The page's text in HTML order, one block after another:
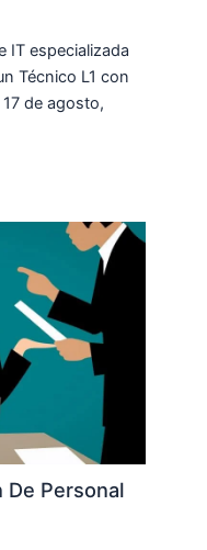
IT especializada
Técnico L1 con
de agosto,
Personal